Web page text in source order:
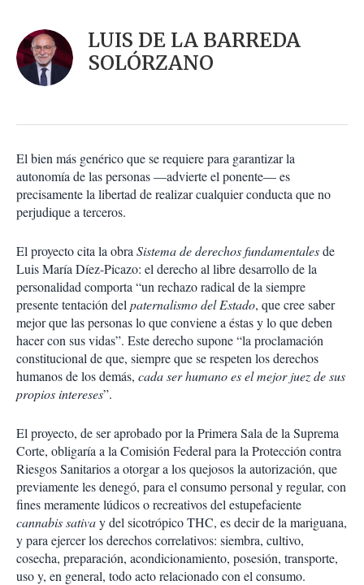
o
n
e
s
c
m
p
a
r
r
a
r
LUIS DE LA BARREDA
SOLÓRZANO
El bien más genérico que se requiere para garantizar la
autonomía de las personas —advierte el ponente— es
precisamente la libertad de realizar cualquier conducta que no
perjudique a terceros.
El proyecto cita la obra Sistema de derechos fundamentalesde
Luis María Díez-Picazo: el derecho al libre desarrollo de la
personalidad comporta “un rechazo radical de la siempre
presente tentación del paternalismo del Estado, que cree saber
mejor que las personas lo que conviene a éstas y lo que deben
hacer con sus vidas”. Este derecho supone “la proclamación
constitucional de que, siempre que se respeten los derechos
humanos de los demás, cada ser humano es el mejor juez de sus
propios intereses”.
El proyecto, de ser aprobado por la Primera Sala de la Suprema
Corte, obligaría a la Comisión Federal para la Protección contra
Riesgos Sanitarios a otorgar a los quejosos la autorización, que
previamente les denegó, para el consumo personal y regular, con
fines meramente lúdicos o recreativos del estupefaciente
cannabis sativay del sicotrópico THC, es decir de la mariguana,
y para ejercer los derechos correlativos: siembra, cultivo,
cosecha, preparación, acondicionamiento, posesión, transporte,
uso y, en general, todo acto relacionado con el consumo.